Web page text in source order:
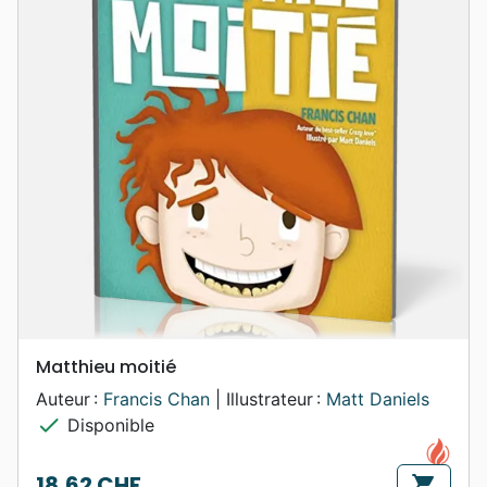
Matthieu moitié
Auteur : Francis Chan | Illustrateur : Matt Daniels
check Disponible